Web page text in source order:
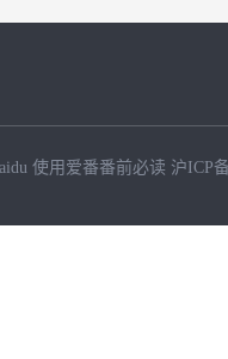
使用爱番番前必读 沪ICP